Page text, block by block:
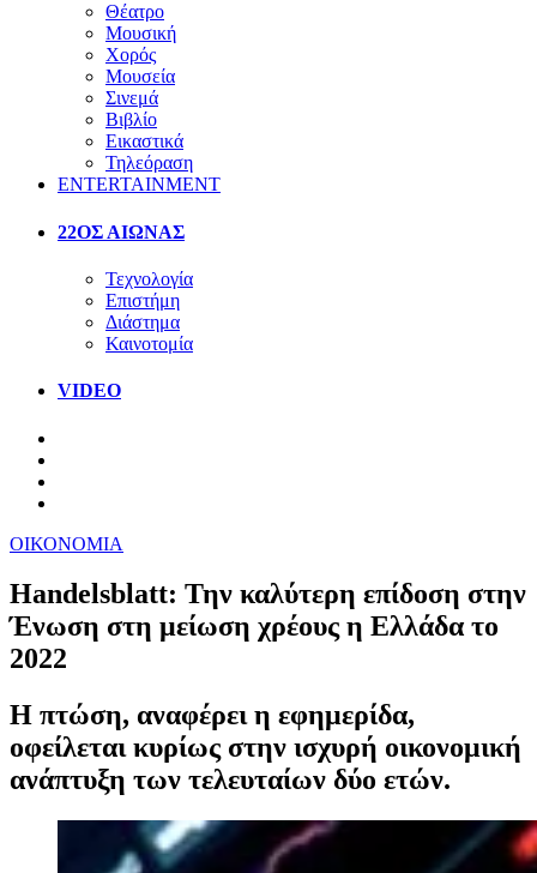
Θέατρο
Μουσική
Χορός
Μουσεία
Σινεμά
Βιβλίο
Εικαστικά
Τηλεόραση
ENTERTAINMENT
22ΟΣ ΑΙΩΝΑΣ
Τεχνολογία
Επιστήμη
Διάστημα
Καινοτομία
VIDEO
ΟΙΚΟΝΟΜΙΑ
Handelsblatt: Την καλύτερη επίδοση στην
Ένωση στη μείωση χρέους η Ελλάδα το
2022
Η πτώση, αναφέρει η εφημερίδα,
οφείλεται κυρίως στην ισχυρή οικονομική
ανάπτυξη των τελευταίων δύο ετών.